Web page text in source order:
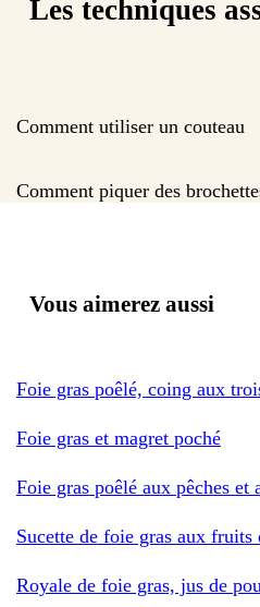
Les techniques
Comment utiliser un couteau
Comment piquer des
Vous aimerez aussi
Foie gras poêlé, coing aux
Foie gras et magret poché
Foie gras poêlé aux pêches et
Sucette de foie gras aux fruits
Royale de foie gras, jus de